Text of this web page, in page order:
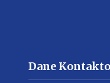
Dane